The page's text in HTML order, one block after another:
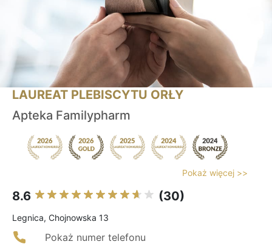
LAUREAT PLEBISCYTU ORŁY
Apteka Familypharm
Pokaż więcej >>
8.6 (30)
Legnica, Chojnowska 13
Pokaż numer telefonu